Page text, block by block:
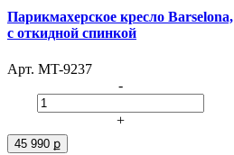
Парикмахерское кресло Barselona,
с откидной спинкой
Арт. MT-9237
-
+
45 990 ք